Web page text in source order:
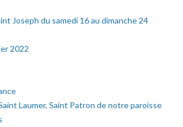
Joseph du samedi 16 au dimanche 24
2022
Laumer, Saint Patron de notre paroisse